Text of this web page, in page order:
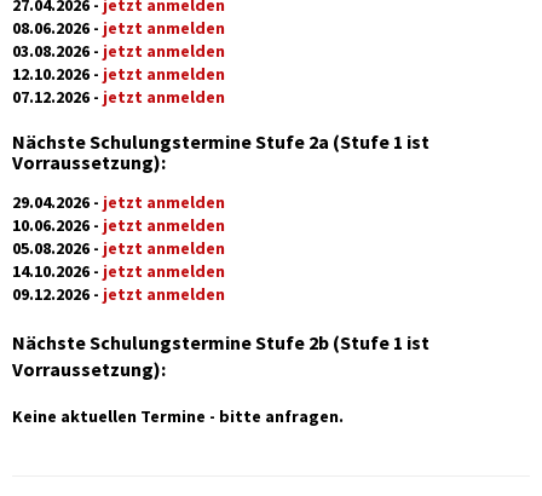
27.04.2026 - jetzt anmelden
08.06.2026 - jetzt anmelden
03.08.2026 - jetzt anmelden
12.10.2026 - jetzt anmelden
07.12.2026 - jetzt anmelden
Nächste Schulungstermine Stufe 2a (Stufe 1 ist
Vorraussetzung):
29.04.2026 - jetzt anmelden
10.06.2026 - jetzt anmelden
05.08.2026 - jetzt anmelden
14.10.2026 - jetzt anmelden
09.12.2026 - jetzt anmelden
Nächste Schulungstermine Stufe 2b (Stufe 1 ist
Vorraussetzung):
Keine aktuellen Termine - bitte anfragen.